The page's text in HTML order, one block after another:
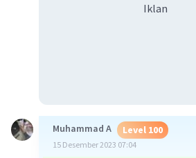
Iklan
Muhammad A Level 100
15 Desember 2023 07:04